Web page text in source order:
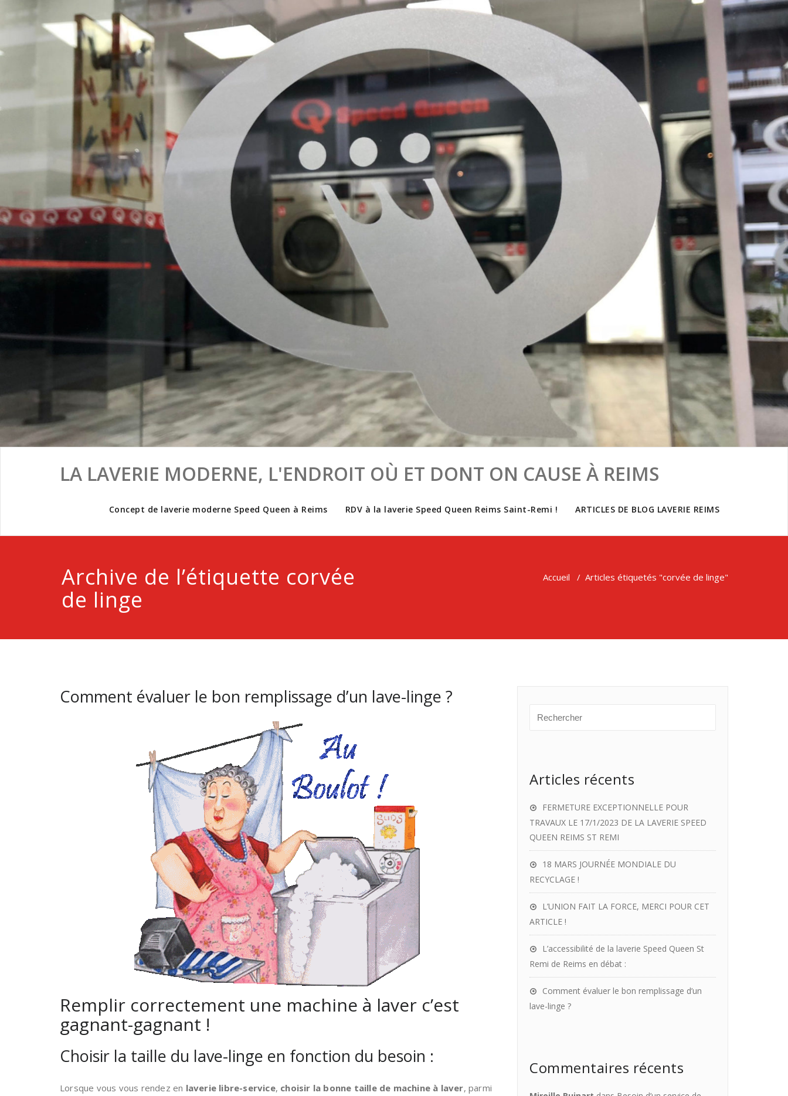
LA LAVERIE MODERNE, L'ENDROIT OÙ ET DONT ON CAUSE À REIMS
Concept de laverie moderne Speed Queen à Reims RDV à la laverie Speed Queen Reims Saint-Remi ! ARTICLES DE BLOG LAVERIE REIMS
Archive de l’étiquette corvée
de linge
Accueil / Articles étiquetés "corvée de linge"
Comment évaluer le bon remplissage d’un lave-linge ?
Remplir correctement une machine à laver c’est
gagnant-gagnant !
Choisir la taille du lave-linge en fonction du besoin :
Lorsque vous vous rendez en laverie libre-service, choisir la bonne taille de machine à laver, parmi
Articles récents
FERMETURE EXCEPTIONNELLE POUR
TRAVAUX LE 17/1/2023 DE LA LAVERIE SPEED
QUEEN REIMS ST REMI
18 MARS JOURNÉE MONDIALE DU
RECYCLAGE !
L’UNION FAIT LA FORCE, MERCI POUR CET
ARTICLE !
L’accessibilité de la laverie Speed Queen St
Remi de Reims en débat :
Comment évaluer le bon remplissage d’un
lave-linge ?
Commentaires récents